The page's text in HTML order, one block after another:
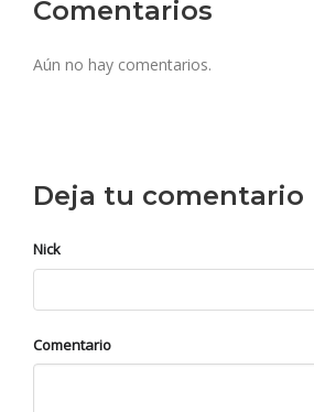
Comentarios
Aún no hay comentarios.
Deja tu comentario
Nick
Comentario